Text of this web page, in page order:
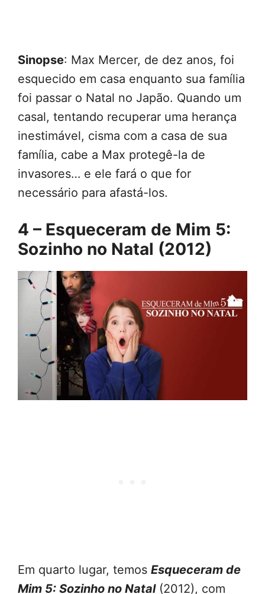
Sinopse: Max Mercer, de dez anos, foi
esquecido em casa enquanto sua família
foi passar o Natal no Japão. Quando um
casal, tentando recuperar uma herança
inestimável, cisma com a casa de sua
família, cabe a Max protegê-la de
invasores… e ele fará o que for
necessário para afastá-los.
4 – Esqueceram de Mim 5:
Sozinho no Natal (2012)
Em quarto lugar, temos Esqueceram de
Mim 5: Sozinho no Natal(2012), com